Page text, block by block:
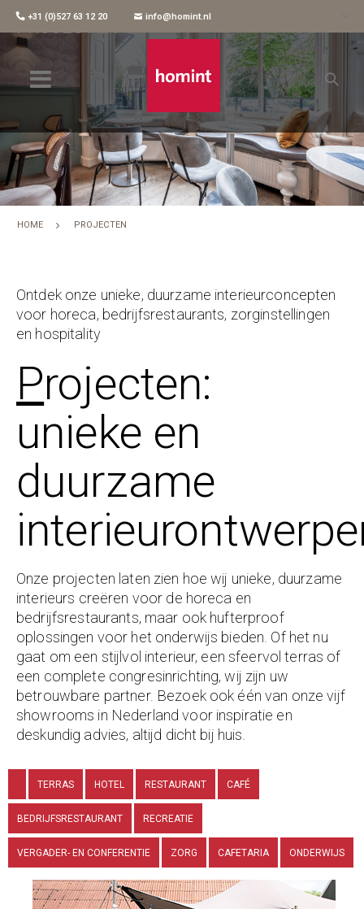
+31 (0)527 63 12 20 info@homint.nl
PROJECTEN
HOME PROJECTEN
Ontdek onze unieke, duurzame interieurconcepten
voor horeca, bedrijfsrestaurants, zorginstellingen
en hospitality
Projecten:
unieke en
duurzame
Onze projecten laten zien hoe wij unieke, duurzame
interieurs creëren voor de horeca en
bedrijfsrestaurants, maar ook hufterproof
oplossingen voor het onderwijs bieden. Of het nu
gaat om een stijlvol interieur, een sfeervol terras of
een complete congresinrichting, wij zijn uw
betrouwbare partner. Bezoek ook één van onze vijf
showrooms in Nederland voor inspiratie en
deskundig advies, altijd dicht bij huis.
TERRAS HOTEL RESTAURANT CAFÉ
BEDRIJFSRESTAURANT RECREATIE
VERGADER- EN CONFERENTIE ZORG CAFETARIA ONDERWIJS